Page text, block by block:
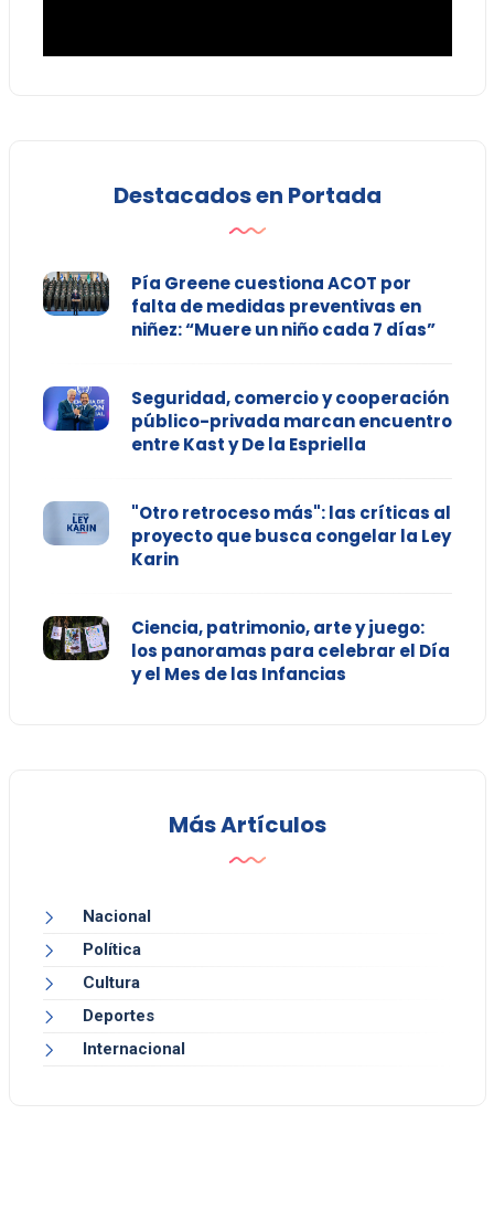
Destacados en Portada
Pía Greene cuestiona ACOT por
falta de medidas preventivas en
niñez: “Muere un niño cada 7 días”
Seguridad, comercio y cooperación
público-privada marcan encuentro
entre Kast y De la Espriella
"Otro retroceso más": las críticas al
proyecto que busca congelar la Ley
Karin
Ciencia, patrimonio, arte y juego:
los panoramas para celebrar el Día
y el Mes de las Infancias
Más Artículos
Nacional
Política
Cultura
Deportes
Internacional